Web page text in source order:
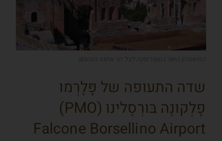
שדה התעופה של פָּלֶרְמו
פָלְקונֶה בּורְסֶלינו (PMO)
Falcone Borsellino Airport